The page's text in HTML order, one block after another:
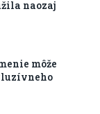
naozaj
môže